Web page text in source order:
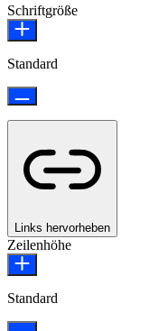
Schriftgröße
Standard
Links hervorheben
Zeilenhöhe
Standard